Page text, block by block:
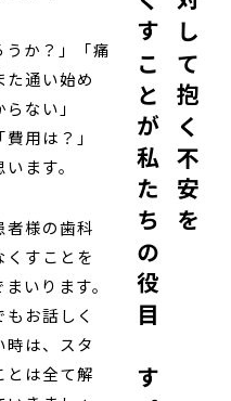
うか？」「痛
通い始め
ない」
用は？」
ます。
者様の歯科
すことを
いります。
お話しく
は、スタ
とは全て解